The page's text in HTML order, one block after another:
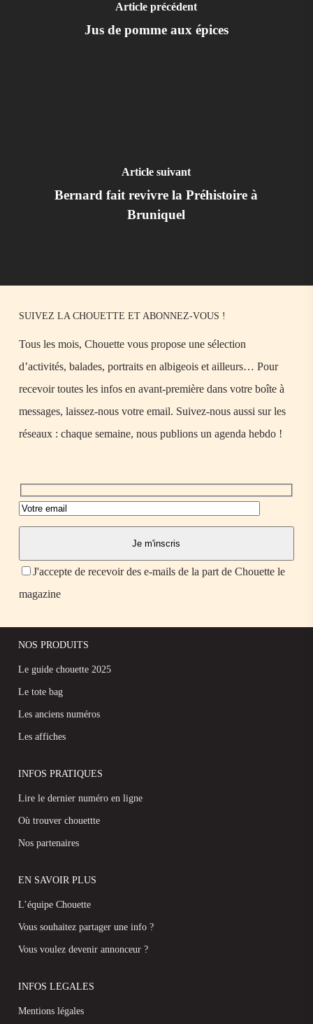
Article précédent
Jus de pomme aux épices
Article suivant
Bernard fait revivre la Préhistoire à
Bruniquel
SUIVEZ LA CHOUETTE ET ABONNEZ-VOUS !
Tous les mois, Chouette vous propose une sélection
d’activités, balades, portraits en albigeois et ailleurs… Pour
recevoir toutes les infos en avant-première dans votre boîte à
messages, laissez-nous votre email. Suivez-nous aussi sur les
réseaux : chaque semaine, nous publions un agenda hebdo !
J'accepte de recevoir des e-mails de la part de Chouette le
magazine
NOS PRODUITS
Le guide chouette 2025
Le tote bag
Les anciens numéros
Les affiches
INFOS PRATIQUES
Lire le dernier numéro en ligne
Où trouver chouettte
Nos partenaires
EN SAVOIR PLUS
L’équipe Chouette
Vous souhaitez partager une info ?
Vous voulez devenir annonceur ?
INFOS LEGALES
Mentions légales